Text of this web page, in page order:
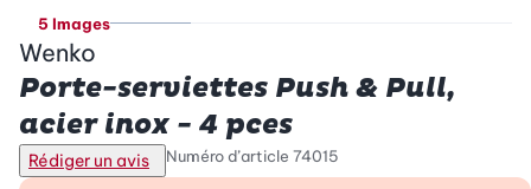
5 Images
Wenko
Porte-serviettes Push & Pull,
acier inox - 4 pces
Rédiger un avis Numéro d’article 74015